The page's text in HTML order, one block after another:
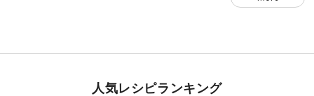
人気レシピランキング